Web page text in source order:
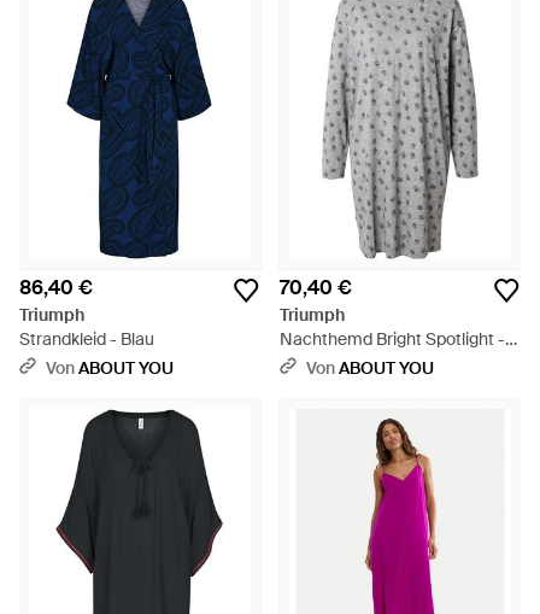
86,40 €
Triumph
Strandkleid - Blau
VonABOUT YOU
70,40 €
Triumph
Nachthemd Bright Spotlight -
GrauVonABOUT YOU